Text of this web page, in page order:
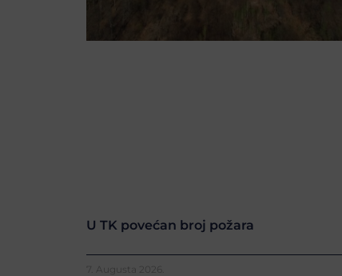
U TK povećan broj požara
7. Augusta 2026.